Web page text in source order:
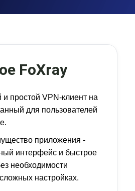
FoXray
и простой VPN-клиент на
для пользователей
приложения -
интерфейс и быстрое
необходимости
настройках.